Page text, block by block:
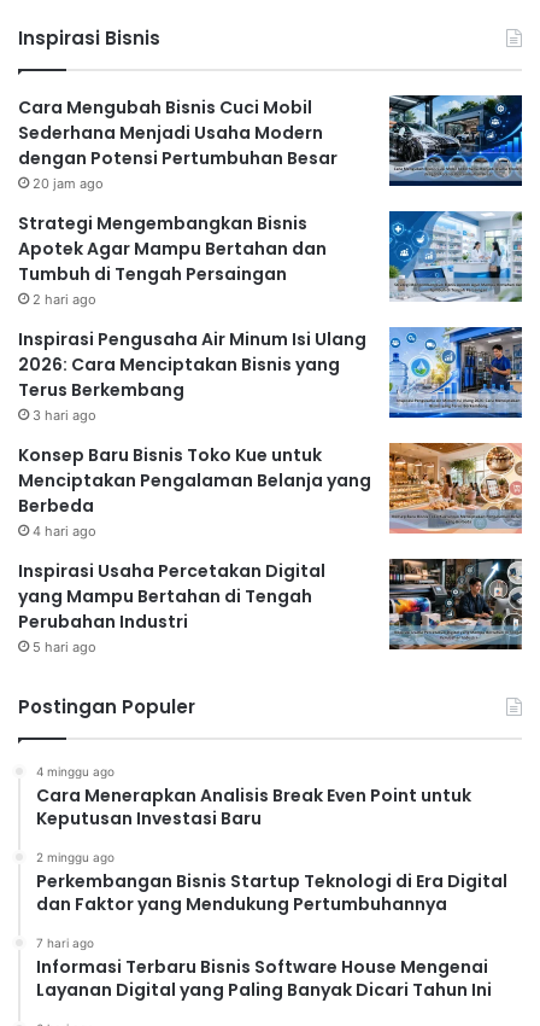
Inspirasi Bisnis
Cara Mengubah Bisnis Cuci Mobil
Sederhana Menjadi Usaha Modern
dengan Potensi Pertumbuhan Besar
20 jam ago
Strategi Mengembangkan Bisnis
Apotek Agar Mampu Bertahan dan
Tumbuh di Tengah Persaingan
2 hari ago
Inspirasi Pengusaha Air Minum Isi Ulang
2026: Cara Menciptakan Bisnis yang
Terus Berkembang
3 hari ago
Konsep Baru Bisnis Toko Kue untuk
Menciptakan Pengalaman Belanja yang
Berbeda
4 hari ago
Inspirasi Usaha Percetakan Digital
yang Mampu Bertahan di Tengah
Perubahan Industri
5 hari ago
Postingan Populer
4 minggu ago
Cara Menerapkan Analisis Break Even Point untuk
Keputusan Investasi Baru
2 minggu ago
Perkembangan Bisnis Startup Teknologi di Era Digital
dan Faktor yang Mendukung Pertumbuhannya
7 hari ago
Informasi Terbaru Bisnis Software House Mengenai
Layanan Digital yang Paling Banyak Dicari Tahun Ini